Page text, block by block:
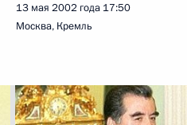
13 мая 2002 года 17:50
Москва, Кремль